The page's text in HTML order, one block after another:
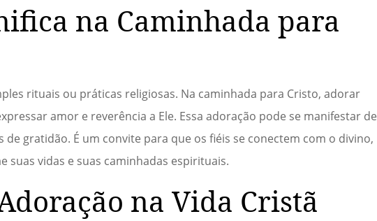
na Caminhada para
rituais ou práticas religiosas. Na caminhada para Cristo, adorar
amor e reverência a Ele. Essa adoração pode se manifestar de
gratidão. É um convite para que os fiéis se conectem com o divino,
vidas e suas caminhadas espirituais.
na Vida Cristã